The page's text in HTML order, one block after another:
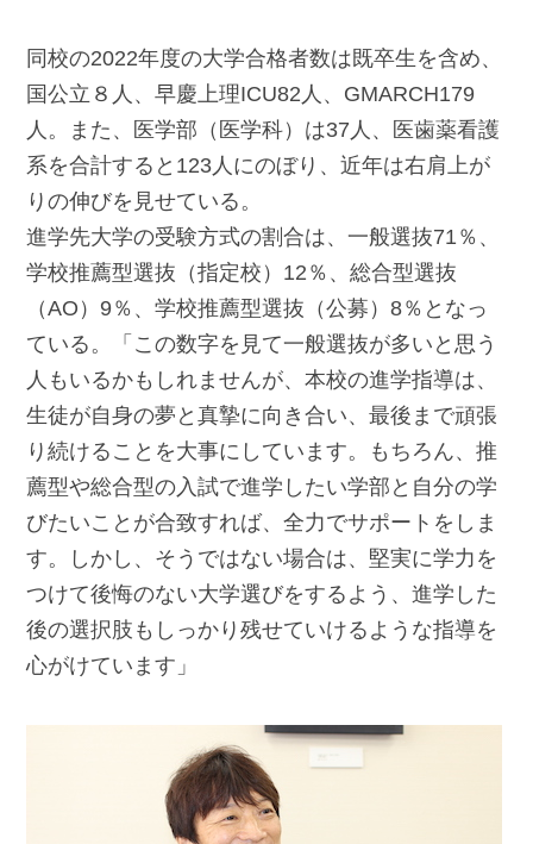
同校の2022年度の大学合格者数は既卒生を含め、
国公立８人、早慶上理ICU82人、GMARCH179
人。また、医学部（医学科）は37人、医歯薬看護
系を合計すると123人にのぼり、近年は右肩上が
りの伸びを見せている。
進学先大学の受験方式の割合は、一般選抜71％、
学校推薦型選抜（指定校）12％、総合型選抜
（AO）9％、学校推薦型選抜（公募）8％となっ
ている。「この数字を見て一般選抜が多いと思う
人もいるかもしれませんが、本校の進学指導は、
生徒が自身の夢と真摯に向き合い、最後まで頑張
り続けることを大事にしています。もちろん、推
薦型や総合型の入試で進学したい学部と自分の学
びたいことが合致すれば、全力でサポートをしま
す。しかし、そうではない場合は、堅実に学力を
つけて後悔のない大学選びをするよう、進学した
後の選択肢もしっかり残せていけるような指導を
心がけています」